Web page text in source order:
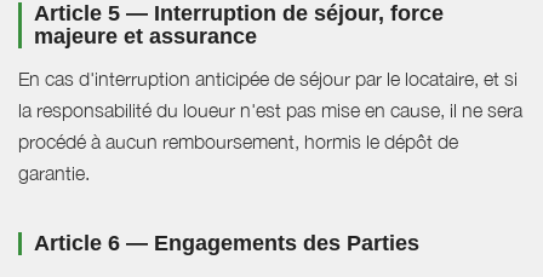
Article 5 — Interruption de séjour, force
majeure et assurance
En cas d'interruption anticipée de séjour par le locataire, et si
la responsabilité du loueur n'est pas mise en cause, il ne sera
procédé à aucun remboursement, hormis le dépôt de
garantie.
Article 6 — Engagements des Parties